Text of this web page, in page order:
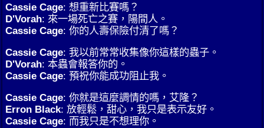
Cassie Cage: 想重新比賽嗎？
D'Vorah: 來一場死亡之賽，陽間人。
Cassie Cage: 你的人壽保險付清了嗎？
Cassie Cage: 我以前常常收集像你這樣的蟲子。
D'Vorah: 本蟲會報答你的。
Cassie Cage: 預祝你能成功阻止我。
Cassie Cage: 你就是這麼調情的嗎，艾隆？
Erron Black: 放輕鬆，甜心，我只是表示友好。
Cassie Cage: 而我只是不想理你。